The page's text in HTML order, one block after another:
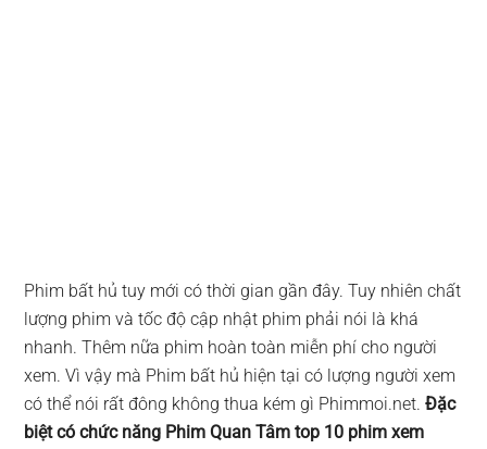
Phim bất hủ tuy mới có thời gian gần đây. Tuy nhiên chất
lượng phim và tốc độ cập nhật phim phải nói là khá
nhanh. Thêm nữa phim hoàn toàn miễn phí cho người
xem. Vì vậy mà Phim bất hủ hiện tại có lượng người xem
có thể nói rất đông không thua kém gì Phimmoi.net.Đặc
biệt có chức năng Phim Quan Tâm top 10 phim xem